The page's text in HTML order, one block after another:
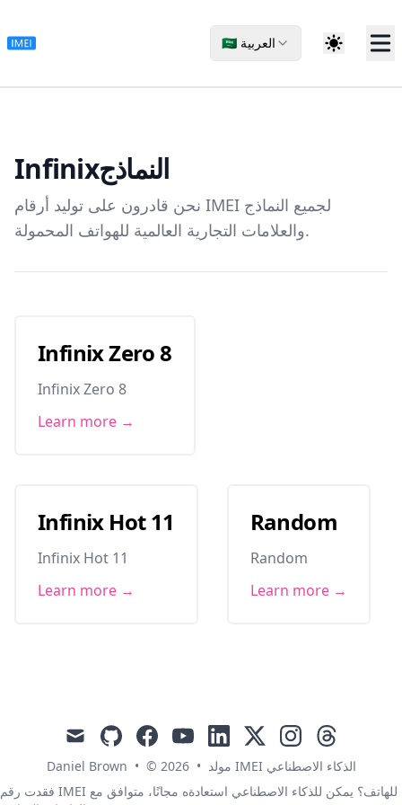
🇸🇦 العربية
Infinixالنماذج
نحن قادرون على توليد أرقام IMEI لجميع النماذج
والعلامات التجارية العالمية للهواتف المحمولة.
Infinix Zero 8
Infinix Zero 8
Learn more →
Infinix Hot 11
Infinix Hot 11
Learn more →
Random
Random
Learn more →
mail githubfacebookyoutubelinkedin
x instagramthreads
Daniel Brown • © 2026 •
مولد IMEI الذكاء الاصطناعي
فقدت رقم IMEI للهاتف؟ يمكن للذكاء الاصطناعي استعادةه مجانًا، متوافق مع